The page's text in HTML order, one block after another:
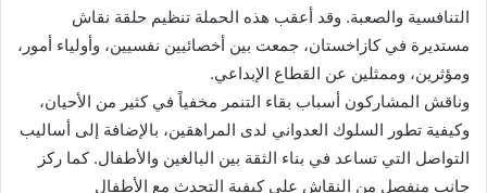
التنافسية والصعبة. وقد أعقب هذه الحملة تنظيم حلقة نقاش
مستديرة في كازاخستان، جمعت بين أخصائيين نفسيين، وأولياء أمور،
ومؤثرين، وممثلين عن القطاع الإبداعي.
وناقش المشاركون أسباب بقاء التنمر مخفياً في كثير من الأحيان،
وكيفية تطور السلوك العدواني لدى المراهقين، بالإضافة إلى أساليب
التواصل التي تساعد في بناء الثقة بين البالغين والأطفال. كما ركز
جانب منفصل من النقاش على كيفية التحدث مع الأطفال